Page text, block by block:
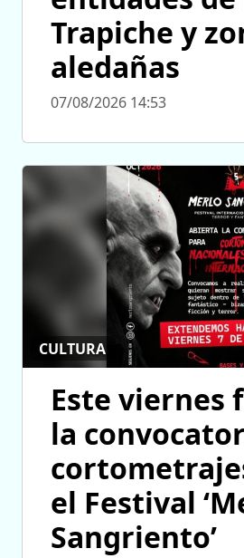
Trapiche y
aledañas
07/08/2026 14:53
CULTURA
Este viernes
la
el Festival
Sangriento’